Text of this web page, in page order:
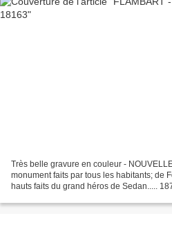
Très belle gravure en couleur -
monument faits par tous les habitants; de
hauts faits du grand héros de Sedan.....